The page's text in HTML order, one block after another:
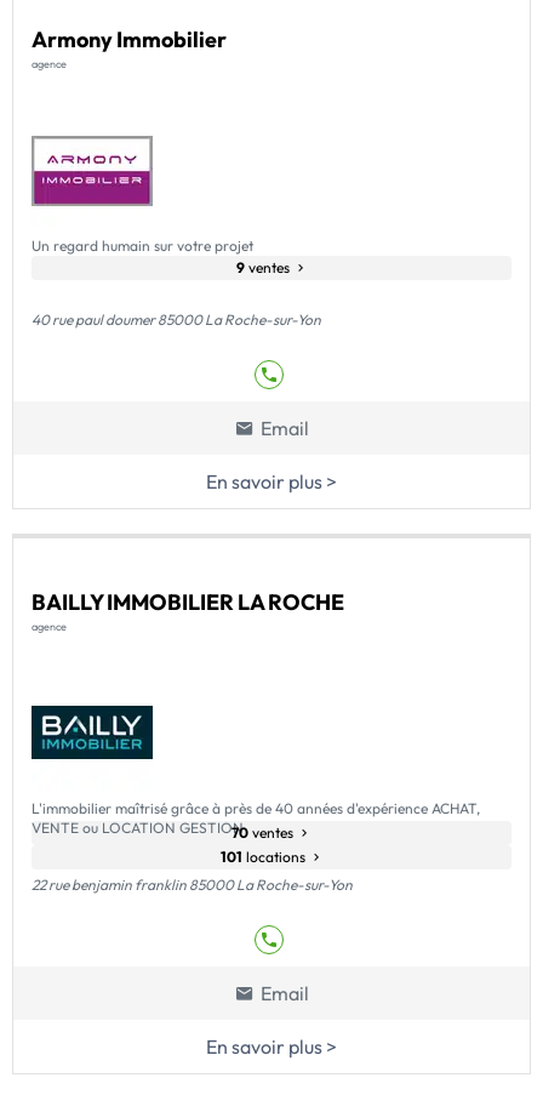
Armony Immobilier
agence
Un regard humain sur votre projet
9ventes
40 rue paul doumer 85000 La Roche-sur-Yon
Email
En savoir plus >
BAILLY IMMOBILIER LA ROCHE
agence
L'immobilier maîtrisé grâce à près de 40 années d'expérience ACHAT,
VENTE ou LOCATION GESTION
70 ventes
101 locations
22 rue benjamin franklin 85000 La Roche-sur-Yon
Email
En savoir plus >